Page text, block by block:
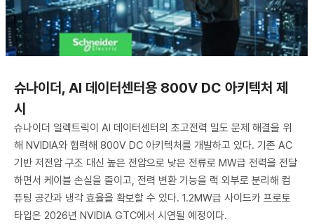
슈나이더, AI 데이터센터용 800V DC 아키텍처 제
시
슈나이더 일렉트릭이 AI 데이터센터의 초고전력 밀도 문제 해결을 위
해 NVIDIA와 협력해 800V DC 아키텍처를 개발하고 있다. 기존 AC
기반 저전압 구조 대신 높은 전압으로 낮은 전류로 MW급 전력을 전달
하면서 케이블 손실을 줄이고, 전력 변환 기능을 랙 외부로 분리해 컴
퓨팅 공간과 냉각 효율을 확보할 수 있다. 1.2MW급 사이드카 프로토
타입은 2026년 NVIDIA GTC에서 시연될 예정이다.